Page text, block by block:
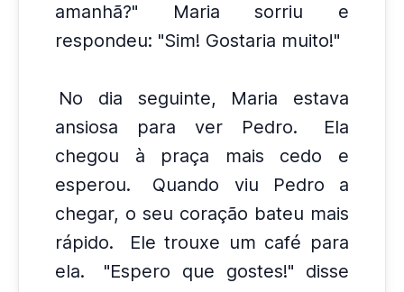
amanhã?" Maria sorriu e
respondeu: "Sim! Gostaria muito!"
No dia seguinte, Maria estava
ansiosa para ver Pedro.
Ela
chegou à praça mais cedo e
esperou.
Quando viu Pedro a
chegar, o seu coração bateu mais
rápido.
Ele trouxe um café para
ela.
"Espero que gostes!" disse